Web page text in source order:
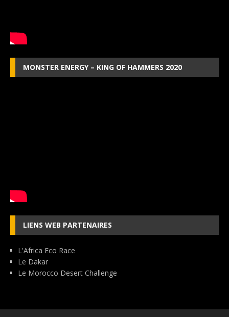
MONSTER ENERGY – KING OF HAMMERS 2020
LIENS WEB PARTENAIRES
L'Africa Eco Race
Le Dakar
Le Morocco Desert Challenge